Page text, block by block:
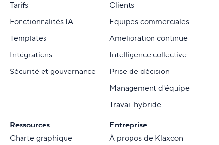
Tarifs
Fonctionnalités IA
Templates
Intégrations
Sécurité et gouvernance
Clients
Équipes commerciales
Amélioration continue
Intelligence collective
Prise de décision
Management d'équipe
Travail hybride
Ressources
Charte graphique
Entreprise
À propos de Klaxoon